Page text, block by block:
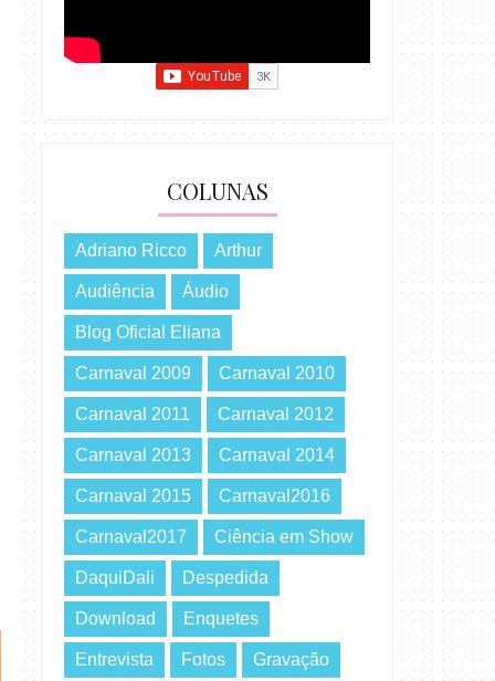
COLUNAS
Adriano Ricco Arthur
Audiência Áudio
Blog Oficial Eliana
Carnaval 2009 Carnaval 2010
Carnaval 2011 Carnaval 2012
Carnaval 2013 Carnaval 2014
Carnaval 2015 Carnaval2016
Carnaval2017 Ciência em Show
DaquiDali Despedida
Download Enquetes
Entrevista Fotos Gravação